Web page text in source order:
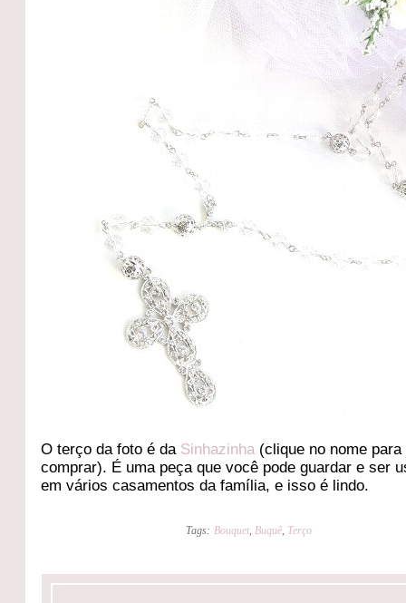
O terço da foto é da Sinhazinha(clique no nome para
comprar). É uma peça que você pode guardar e ser
em vários casamentos da família, e isso é lindo.
Tags: Bouquet,Buquê, Terço